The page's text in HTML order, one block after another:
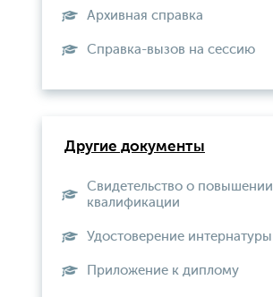
Архивная справка
Справка-вызов на сессию
Другие документы
Свидетельство о повышении
квалификации
Удостоверение интернатуры
Приложение к диплому